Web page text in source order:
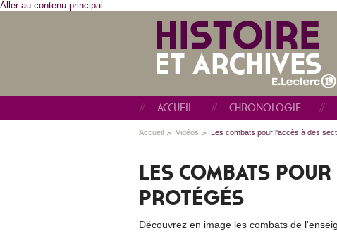
Aller au contenu principal
ACCUEIL CHRONOLOGIE
Accueil Vidéos Les combats pour l'accès à des
LES COMBATS
PROTÉGÉS
Découvrez en image les combats de